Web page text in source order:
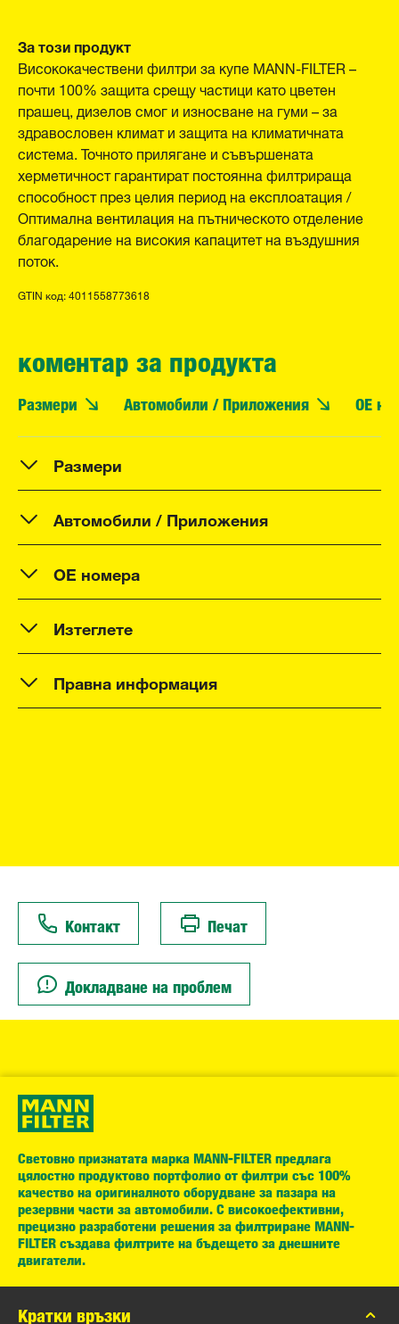
За този продукт
Висококачествени филтри за купе MANN-FILTER –
почти 100% защита срещу частици като цветен
прашец, дизелов смог и износване на гуми – за
здравословен климат и защита на климатичната
система. Точното прилягане и съвършената
херметичност гарантират постоянна филтрираща
способност през целия период на експлоатация /
Оптимална вентилация на пътническото отделение
благодарение на високия капацитет на въздушния
поток.
GTIN код: 4011558773618
коментар за продукта
Размери Автомобили / Приложения OE
Размери
Автомобили / Приложения
OE номера
Изтеглете
Правна информация
Контакт Печат
Докладване на проблем
Световно признатата марка MANN-FILTER предлага
цялостно продуктово портфолио от филтри със 100%
качество на оригиналното оборудване за пазара на
резервни части за автомобили. С високоефективни,
прецизно разработени решения за филтриране MANN-
FILTER създава филтрите на бъдещето за днешните
двигатели.
Кратки връзки